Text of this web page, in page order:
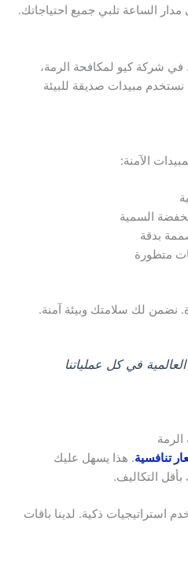
الساعة تلبي جميع احتياجاتك.
في شركة كيو لمكافحة الرمة،
مبيدات صديقة للبيئة
الآمنة:
السمية
بدقة
متطورة
نضمن لك سلامتك وبيئة آمنة.
في كل عملياتنا
تنافسية. هذا يسهل عليك
التكاليف.
استراتيجيات ذكية. لدينا باقات